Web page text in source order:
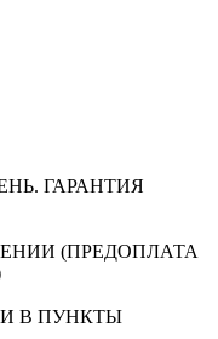
ГАРАНТИЯ
(ПРЕДОПЛАТА
В ПУНКТЫ